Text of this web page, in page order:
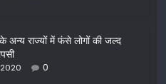
अन्य राज्यों में फंसे लोगों की जल्द
2020 0